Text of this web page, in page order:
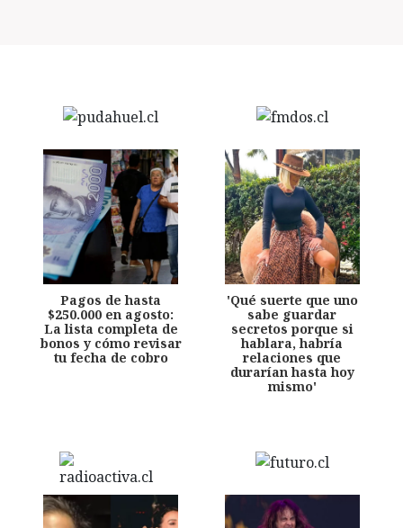
Pagos de hasta
$250.000 en agosto:
La lista completa de
bonos y cómo revisar
tu fecha de cobro
'Qué suerte que uno
sabe guardar
secretos porque si
hablara, habría
relaciones que
durarían hasta hoy
mismo'